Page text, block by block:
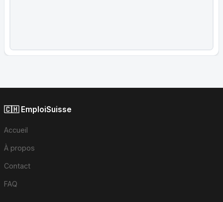
🇨🇭 EmploiSuisse
Accueil
À propos
Contact
FAQ